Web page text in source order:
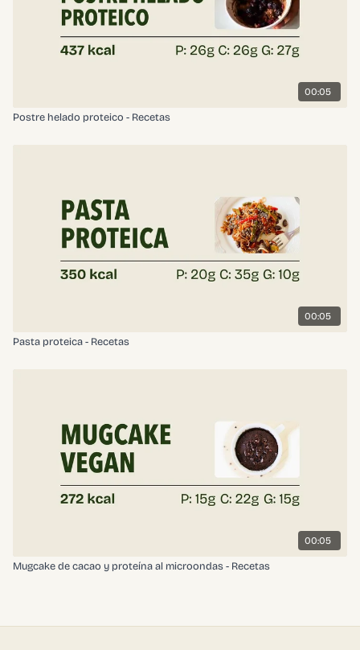
00:05
Postre helado proteico - Recetas
00:05
Pasta proteica - Recetas
00:05
Mugcake de cacao y proteína al microondas - Recetas